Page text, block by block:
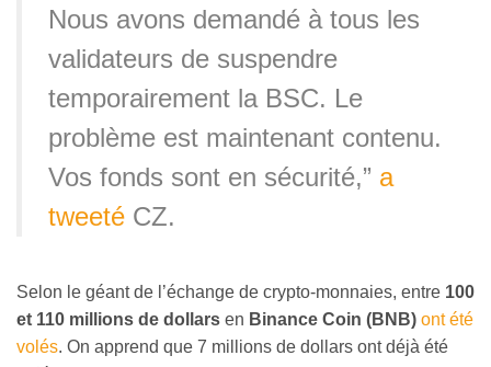
Nous avons demandé à tous les
validateurs de suspendre
temporairement la BSC. Le
problème est maintenant contenu.
Vos fonds sont en sécurité,” a
tweeté CZ.
Selon le géant de l’échange de crypto-monnaies, entre 100
et 110 millions de dollars en Binance Coin (BNB) ont été
volés. On apprend que 7 millions de dollars ont déjà été